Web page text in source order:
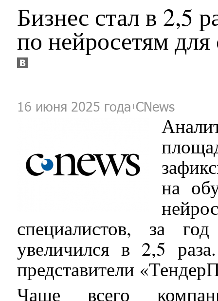
Бизнес стал в 2,5
по нейросетям для
16 июня 2025 года CNews
на
специалистов, за
увеличился в 2,5
представители
Чаще всего